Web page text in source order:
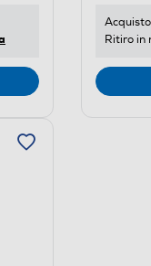
Ritiro in